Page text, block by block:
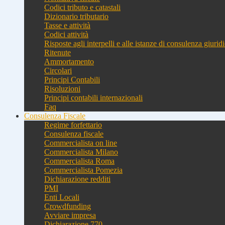
Codici tributo e catastali
Dizionario tributario
Tasse e attività
Codici attività
Risposte agli interpelli e alle istanze di consulenza
Ritenute
Ammortamento
Circolari
Principi Contabili
Risoluzioni
Principi contabili internazionali
Faq
Consulenza Fiscale
Regime forfettario
Consulenza fiscale
Commercialista on line
Commercialista Milano
Commercialista Roma
Commercialista Pomezia
Dichiarazione redditi
PMI
Enti Locali
Crowdfunding
Avviare impresa